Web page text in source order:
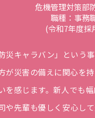
危機管理対策部
職種：事務
(令和7年度採
災キャラバン」という
が災害の備えに関心を
を感じます。新人でも
や先輩も優しく安心し